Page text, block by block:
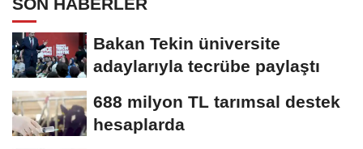
Bakan Tekin üniversite
adaylarıyla tecrübe paylaştı
688 milyon TL tarımsal destek
hesaplarda